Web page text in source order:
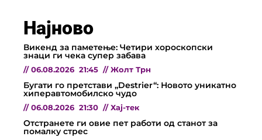
Најново
Викенд за паметење: Четири хороскопски
знаци ги чека супер забава
// 06.08.2026 21:45 // Жолт Трн
Бугати го претстави „Destrier“: Новото уникатно
хиперавтомобилско чудо
// 06.08.2026 21:30 // Хај-тек
Отстранете ги овие пет работи од станот за
помалку стрес